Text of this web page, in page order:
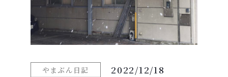
やまぶん日記 2022/12/18